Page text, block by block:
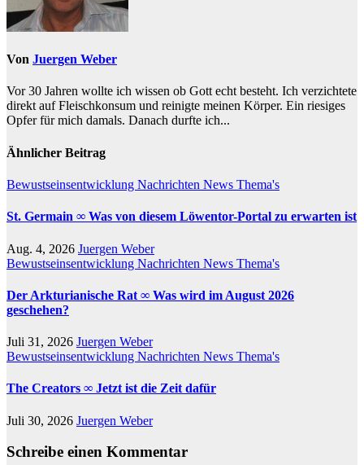
Von Juergen Weber
Vor 30 Jahren wollte ich wissen ob Gott echt besteht. Ich verzichtete
direkt auf Fleischkonsum und reinigte meinen Körper. Ein riesiges
Opfer für mich damals. Danach durfte ich...
Ähnlicher Beitrag
Bewustseinsentwicklung Nachrichten News Thema's
St. Germain ∞ Was von diesem Löwentor-Portal zu erwarten ist
Aug. 4, 2026 Juergen Weber
Bewustseinsentwicklung Nachrichten News Thema's
Der Arkturianische Rat ∞ Was wird im August 2026
geschehen?
Juli 31, 2026 Juergen Weber
Bewustseinsentwicklung Nachrichten News Thema's
The Creators ∞ Jetzt ist die Zeit dafür
Juli 30, 2026 Juergen Weber
Schreibe einen Kommentar